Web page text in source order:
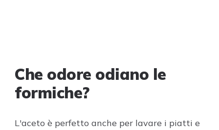
Che odore odiano le
formiche?
L'aceto è perfetto anche per lavare i piatti e